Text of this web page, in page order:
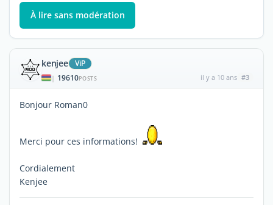
À lire sans modération
kenjee ViP
| 19610POSTS il y a 10 ans #3
Bonjour Roman0
Merci pour ces informations!
Cordialement
Kenjee